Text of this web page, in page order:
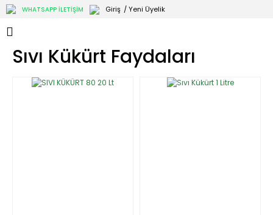
WHATSAPP İLETİŞİM Giriş / Yeni Üyelik
Sıvı Kükürt Faydaları